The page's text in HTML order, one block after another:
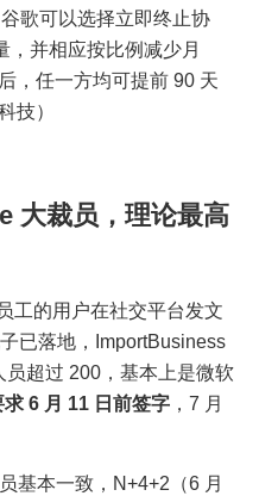
歌可以选择立即终止协
，并相应按比例减少月
，任一方均可提前 90 天
技）
大裁员，理论最高
工的用户在社交平台发文
已落地，ImportBusiness
超过 200，基本上是微软
求 6 月 11 日前签字 ，7 月
基本一致，N+4+2（6 月